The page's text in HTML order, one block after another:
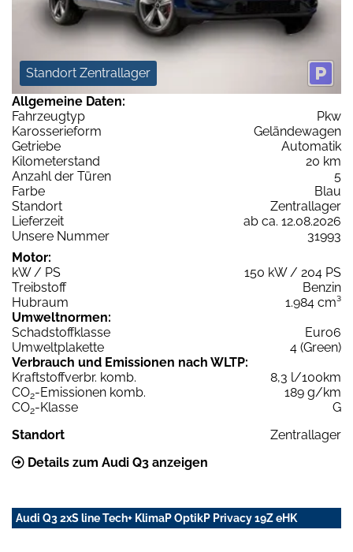
Standort Zentrallager
Allgemeine Daten:
Fahrzeugtyp
Pkw
Karosserieform
Geländewagen
Getriebe
Automatik
Kilometerstand
20 km
Anzahl der Türen
5
Farbe
Blau
Standort
Zentrallager
Lieferzeit
ab ca. 12.08.2026
Unsere Nummer
31993
Motor:
kW / PS
150 kW / 204 PS
Treibstoff
Benzin
Hubraum
1.984 cm³
Umweltnormen:
Schadstoffklasse
Euro6
Umweltplakette
4 (Green)
Verbrauch und Emissionen nach WLTP:
Kraftstoffverbr. komb.
8,3 l/100km
CO2-Emissionen komb.
189 g/km
CO2-Klasse
G
Standort
Zentrallager
Details zum Audi Q3 anzeigen
Audi Q3 2xS line Tech+ KlimaP OptikP Privacy 19Z eHK